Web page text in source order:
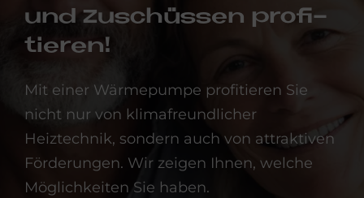
und Zu­schüs­sen pro­fi­
tie­ren!
Mit einer Wärmepumpe profitieren Sie
nicht nur von klimafreundlicher
Heiztechnik, sondern auch von attraktiven
Förderungen. Wir zeigen Ihnen, welche
Möglichkeiten Sie haben.